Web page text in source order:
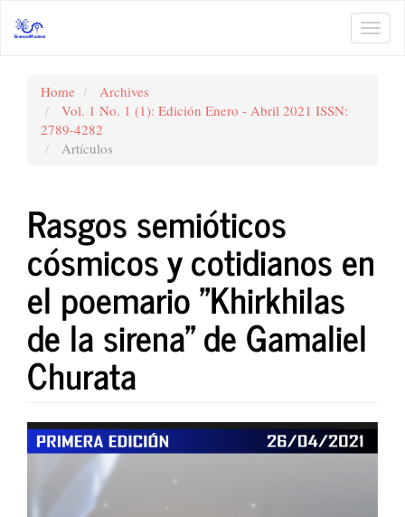
Navigation
Sidebar
Home
Archives
Vol. 1 No. 1 (1): Edición Enero - Abril 2021 ISSN:
2789-4282
Artículos
Rasgos semióticos
cósmicos y cotidianos en
el poemario "Khirkhilas
de la sirena" de Gamaliel
Churata
Article
Sidebar